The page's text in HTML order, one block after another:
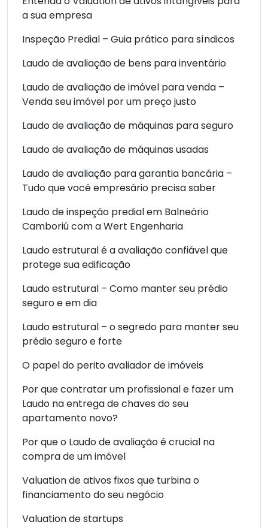
a sua empresa
Inspeção Predial – Guia prático para síndicos
Laudo de avaliação de bens para inventário
Laudo de avaliação de imóvel para venda –
Venda seu imóvel por um preço justo
Laudo de avaliação de máquinas para seguro
Laudo de avaliação de máquinas usadas
Laudo de avaliação para garantia bancária –
Tudo que você empresário precisa saber
Laudo de inspeção predial em Balneário
Camboriú com a Wert Engenharia
Laudo estrutural é a avaliação confiável que
protege sua edificação
Laudo estrutural – Como manter seu prédio
seguro e em dia
Laudo estrutural – o segredo para manter seu
prédio seguro e forte
O papel do perito avaliador de imóveis
Por que contratar um profissional e fazer um
Laudo na entrega de chaves do seu
apartamento novo?
Por que o Laudo de avaliação é crucial na
compra de um imóvel
Valuation de ativos fixos que turbina o
financiamento do seu negócio
Valuation de startups